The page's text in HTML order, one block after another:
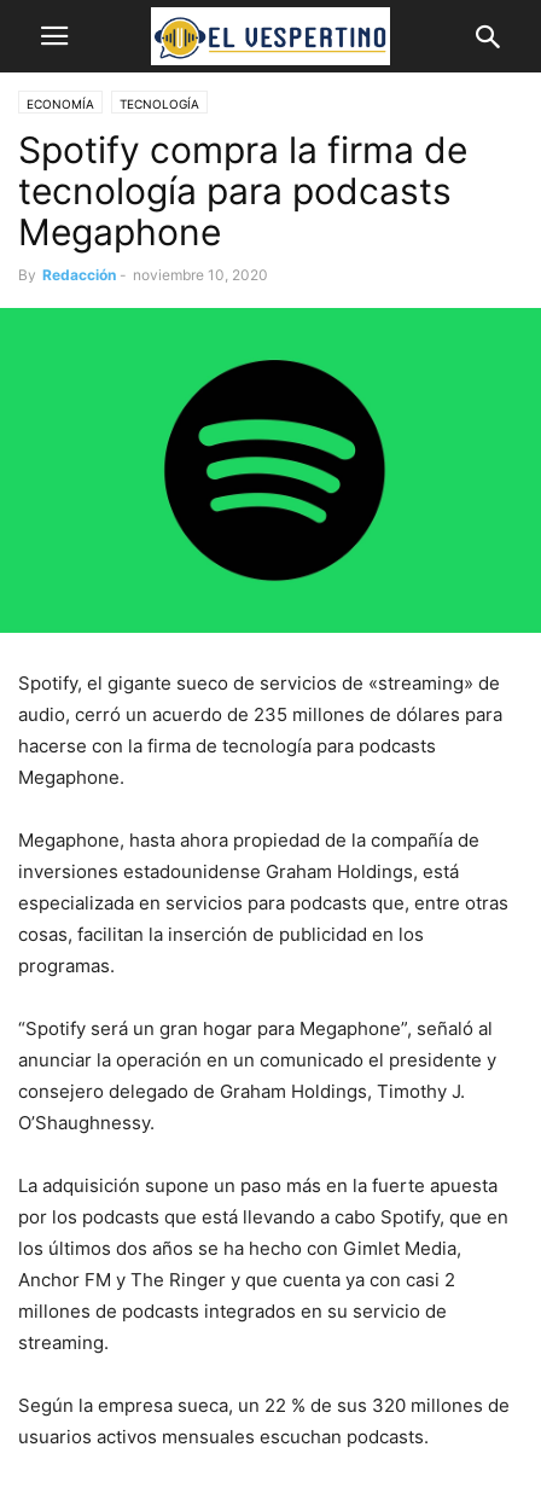
ECONOMÍA TECNOLOGÍA
Spotify compra la firma de
tecnología para podcasts
Megaphone
By Redacción - noviembre 10, 2020
Spotify, el gigante sueco de servicios de «streaming» de
audio, cerró un acuerdo de 235 millones de dólares para
hacerse con la firma de tecnología para podcasts
Megaphone.
Megaphone, hasta ahora propiedad de la compañía de
inversiones estadounidense Graham Holdings, está
especializada en servicios para podcasts que, entre otras
cosas, facilitan la inserción de publicidad en los
programas.
“Spotify será un gran hogar para Megaphone”, señaló al
anunciar la operación en un comunicado el presidente y
consejero delegado de Graham Holdings, Timothy J.
O’Shaughnessy.
La adquisición supone un paso más en la fuerte apuesta
por los podcasts que está llevando a cabo Spotify, que en
los últimos dos años se ha hecho con Gimlet Media,
Anchor FM y The Ringer y que cuenta ya con casi 2
millones de podcasts integrados en su servicio de
streaming.
Según la empresa sueca, un 22 % de sus 320 millones de
usuarios activos mensuales escuchan podcasts.